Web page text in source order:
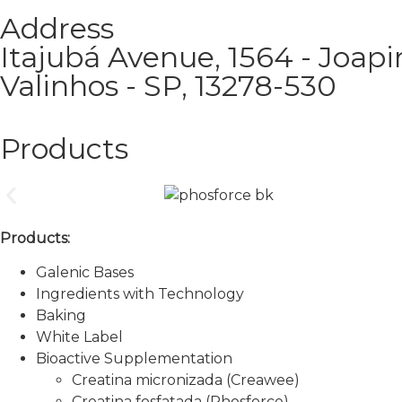
Address
Itajubá Avenue, 1564 -
Valinhos - SP, 13278-530
Products
Products:
Galenic Bases
Ingredients with Technology
Baking
White Label
Bioactive Supplementation
Creatina micronizada (Creawee)